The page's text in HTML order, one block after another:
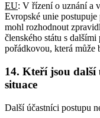
EU: V řízení o uznání a
Evropské unie
mohl rozhodnout
členského státu s
pořádkovou, která může
14. Kteří jsou další
situace
Další účastníci postupu